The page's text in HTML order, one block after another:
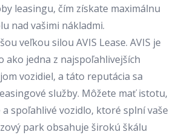
leasingu, čím získate maximálnu
nad vašimi nákladmi.
veľkou silou AVIS Lease. AVIS je
ako jedna z najspoľahlivejších
vozidiel, a táto reputácia sa
služby. Môžete mať istotu,
spoľahlivé vozidlo, ktoré splní vaše
park obsahuje širokú škálu